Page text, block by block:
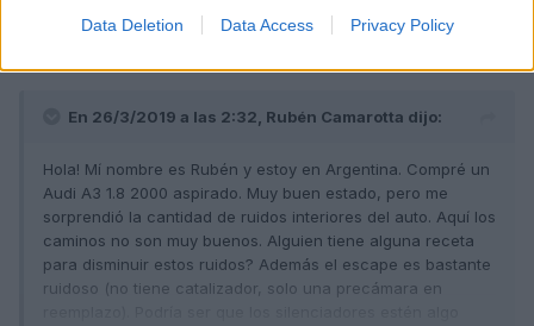
Data Deletion Data Access Privacy Policy
Rubén Camarotta
En 26/3/2019 a las 2:32, Rubén Camarotta dijo:
Hola! Mí nombre es Rubén y estoy en Argentina. Compré un
Audi A3 1.8 2000 aspirado. Muy buen estado, pero me
sorprendió la cantidad de ruidos interiores del auto. Aquí los
caminos no son muy buenos. Alguien tiene alguna receta
para disminuir estos ruidos? Además el escape es bastante
ruidoso (no tiene catalizador, solo una precámara en